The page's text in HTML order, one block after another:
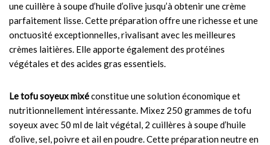
une cuillère à soupe d’huile d’olive jusqu’à obtenir une crème
parfaitement lisse. Cette préparation offre une richesse et une
onctuosité exceptionnelles, rivalisant avec les meilleures
crèmes laitières. Elle apporte également des protéines
végétales et des acides gras essentiels.
Le tofu soyeux mixéconstitue une solution économique et
nutritionnellement intéressante. Mixez 250 grammes de tofu
soyeux avec 50 ml de lait végétal, 2 cuillères à soupe d’huile
d’olive, sel, poivre et ail en poudre. Cette préparation neutre en